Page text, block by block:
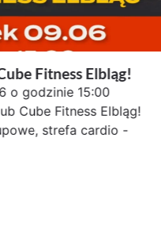
Fitness Elbląg!
o godzinie 15:00
Cube Fitness Elbląg!
strefa cardio -